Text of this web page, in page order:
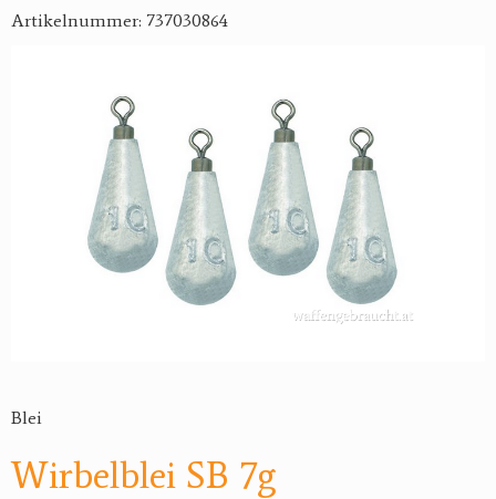
Artikelnummer: 737030864
Blei
Wirbelblei SB 7g